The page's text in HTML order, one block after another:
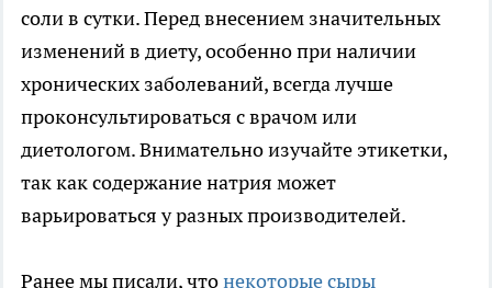
соли в сутки. Перед внесением значительных
изменений в диету, особенно при наличии
хронических заболеваний, всегда лучше
проконсультироваться с врачом или
диетологом. Внимательно изучайте этикетки,
так как содержание натрия может
варьироваться у разных производителей.
Ранее мы писали, чтонекоторые сыры